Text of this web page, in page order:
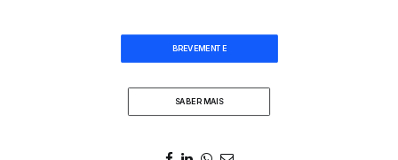
BREVEMENTE
SABER MAIS